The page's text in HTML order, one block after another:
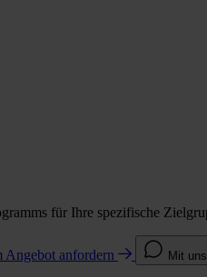
für Ihre spezifische
Angebot anfordern Mit